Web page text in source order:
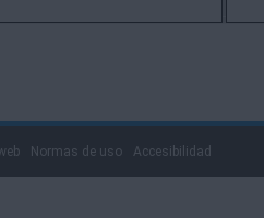
Normas de uso Accesibilidad